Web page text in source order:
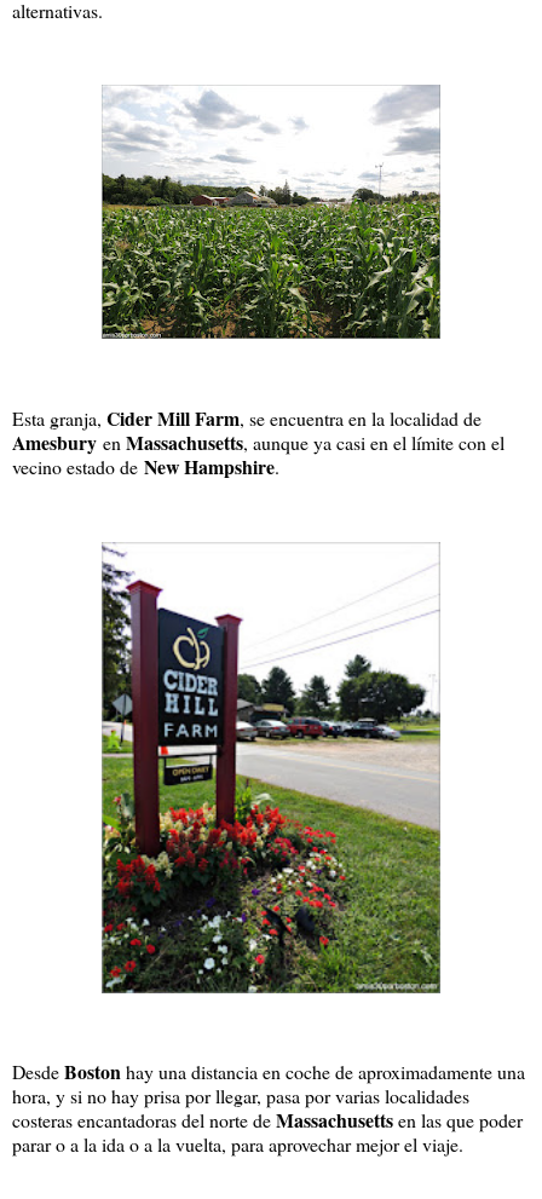
alternativas.
Esta granja, Cider Mill Farm, se encuentra en la localidad de
Amesbury en Massachusetts, aunque ya casi en el límite con el
vecino estado de New Hampshire.
DesdeBostonhay una distancia en coche de aproximadamente una
hora, y si no hay prisa por llegar, pasa por varias localidades
costeras encantadoras del norte deMassachusettsen las que poder
parar o a la ida o a la vuelta, para aprovechar mejor el viaje.